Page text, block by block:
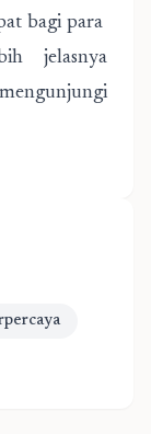
bagi para
jelasnya